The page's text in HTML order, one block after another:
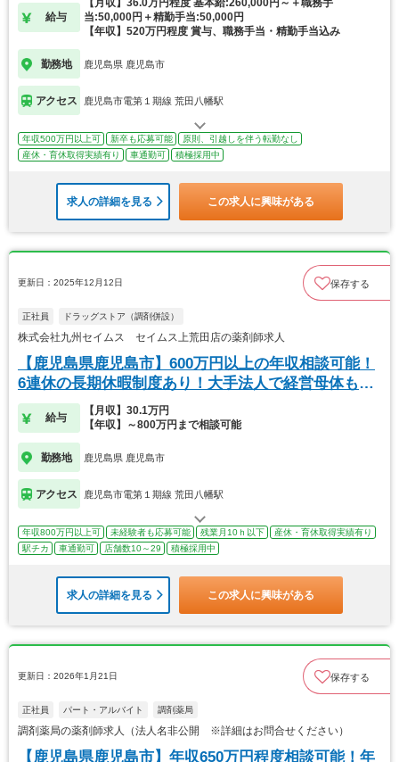
給与
【月収】36.0万円程度 基本給:260,000円～＋職務手
当:50,000円＋精勤手当:50,000円
【年収】520万円程度 賞与、職務手当・精勤手当込み
勤務地 鹿児島県 鹿児島市
アクセス 鹿児島市電第１期線 荒田八幡駅
年収500万円以上可 新卒も応募可能
原則、引越しを伴う転勤なし
産休・育休取得実績有り
車通勤可 積極採用中
求人の詳細を見る この求人に興味がある
更新日：2025年12月12日 保存する
正社員 ドラッグストア（調剤併設）
株式会社九州セイムス セイムス上荒田店の薬剤師求人
【鹿児島県鹿児島市】600万円以上の年収相談可能！
6連休の長期休暇制度あり！大手法人で経営母体も安
定
給与
【月収】30.1万円
【年収】～800万円まで相談可能
勤務地 鹿児島県 鹿児島市
アクセス 鹿児島市電第１期線 荒田八幡駅
年収800万円以上可 未経験者も応募可能 残業月10ｈ以下
産休・育休取得実績有り
駅チカ
車通勤可 店舗数10～29 積極採用中
求人の詳細を見る この求人に興味がある
更新日：2026年1月21日 保存する
正社員 パート・アルバイト 調剤薬局
調剤薬局の薬剤師求人（法人名非公開 ※詳細はお問合せください）
【鹿児島県鹿児島市】年収650万円程度相談可能！年